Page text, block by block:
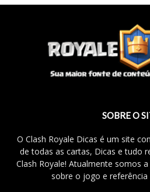
SOBRE O
O Clash Royale Dicas é um site
de todas as cartas, Dicas e tudo
Clash Royale! Atualmente somos
sobre o jogo e referência